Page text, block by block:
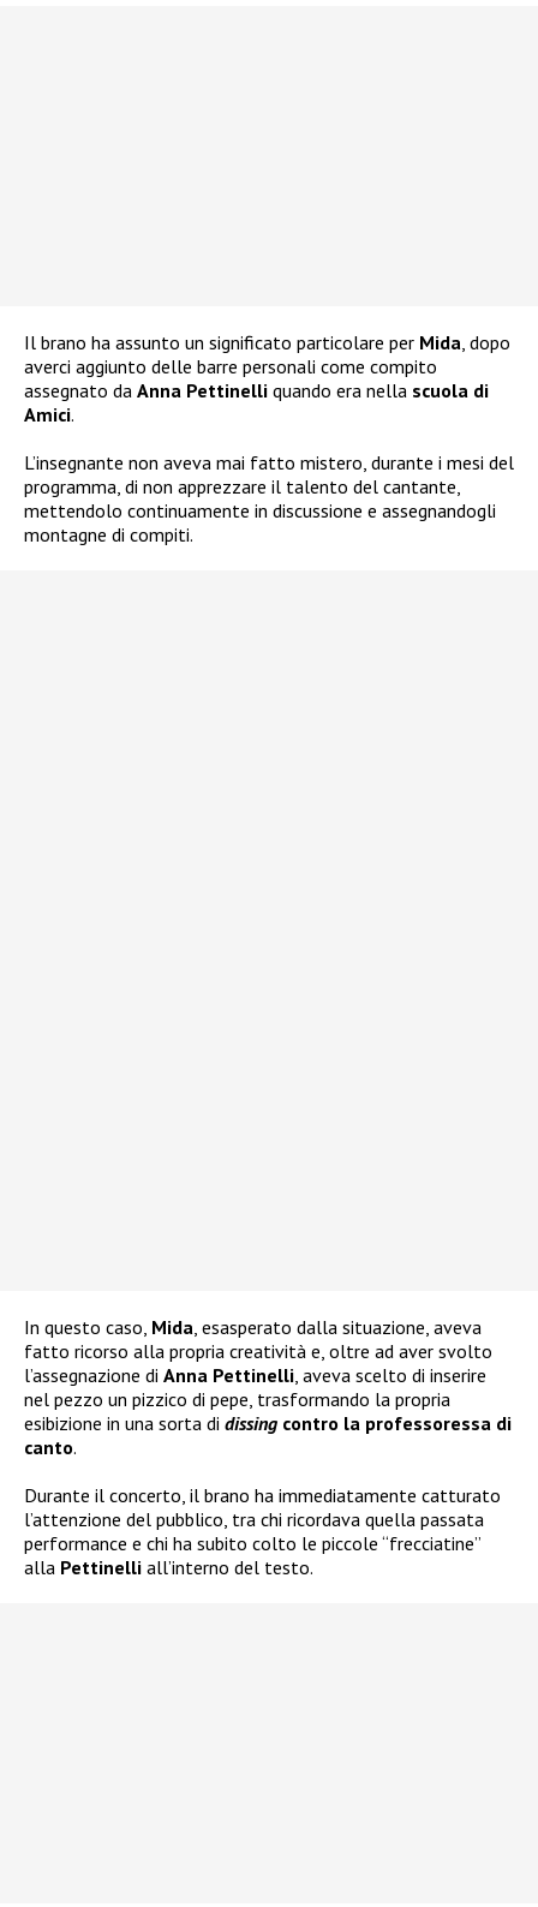
Il brano ha assunto un significato particolare per Mida , dopo
averci aggiunto delle barre personali come compito
assegnato da Anna Pettinelli quando era nella scuola di
Amici.
L’insegnante non aveva mai fatto mistero, durante i mesi del
programma, di non apprezzare il talento del cantante,
mettendolo continuamente in discussione e assegnandogli
montagne di compiti.
In questo caso, Mida , esasperato dalla situazione, aveva
fatto ricorso alla propria creatività e, oltre ad aver svolto
l’assegnazione di Anna Pettinelli , aveva scelto di inserire
nel pezzo un pizzico di pepe, trasformando la propria
esibizione in una sorta di dissing contro la professoressa di
canto.
Durante il concerto, il brano ha immediatamente catturato
l’attenzione del pubblico, tra chi ricordava quella passata
performance e chi ha subito colto le piccole “frecciatine”
alla Pettinelli all’interno del testo.